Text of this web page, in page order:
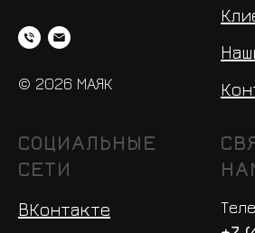
© 2026 МАЯК
СОЦИАЛЬНЫЕ
СЕТИ
ВКонтакте